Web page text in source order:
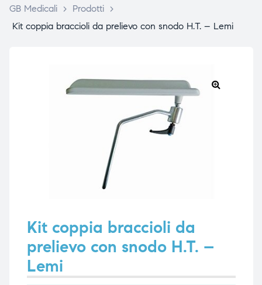
GB Medicali > Prodotti
>
Kit coppia braccioli da prelievo con snodo H.T. – Lemi
Kit coppia braccioli da
prelievo con snodo H.T. –
Lemi